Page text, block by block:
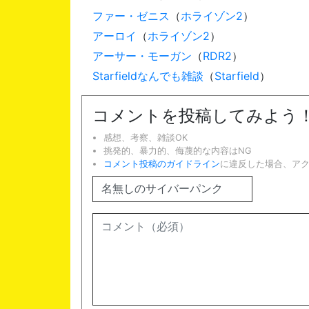
ファー・ゼニス （ホライゾン2）
アーロイ
（ホライゾン2）
アーサー・モーガン （RDR2）
Starfieldなんでも雑談 （Starfield）
コメントを投稿してみよう！
感想、考察、雑談OK
挑発的、暴力的、侮蔑的な内容はNG
コメント投稿のガイドラインに違反した場合、ア